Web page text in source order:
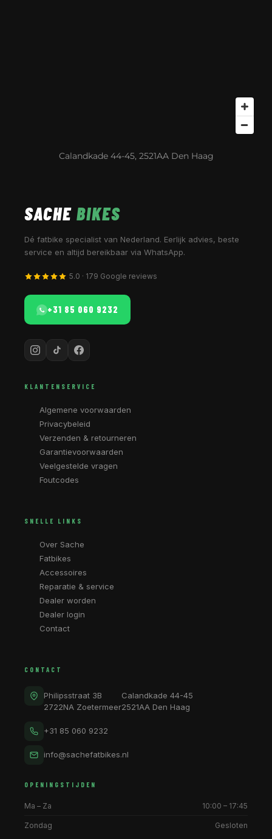
Calandkade 44-45, 2521AA Den Haag
SACHE BIKES
Dé fatbike specialist van Nederland. Eerlijk advies, beste
service en altijd bereikbaar via WhatsApp.
5.0 · 179 Google reviews
+31 85 060 9232
KLANTENSERVICE
Algemene voorwaarden
Privacybeleid
Verzenden & retourneren
Garantievoorwaarden
Veelgestelde vragen
Foutcodes
SNELLE LINKS
Over Sache
Fatbikes
Accessoires
Reparatie & service
Dealer worden
Dealer login
Contact
CONTACT
Philipsstraat 3B
2722NA Zoetermeer
Calandkade 44-45
2521AA Den Haag
+31 85 060 9232
info@sachefatbikes.nl
OPENINGSTIJDEN
Ma – Za 10:00 – 17:45
Zondag Gesloten